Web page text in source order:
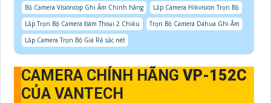
Bộ Camera Visioncop Ghi Âm Chính hãng
Lắp Camera Hikvision Trọn Bộ
Lắp Trọn Bộ Camera Đàm Thoại 2 Chiều
Trọn Bộ Camera Dahua Ghi Âm
Lắp Camera Trọn Bộ Giá Rẻ sắc nét
CAMERA CHÍNH HÃNG VP-152C
CỦA VANTECH